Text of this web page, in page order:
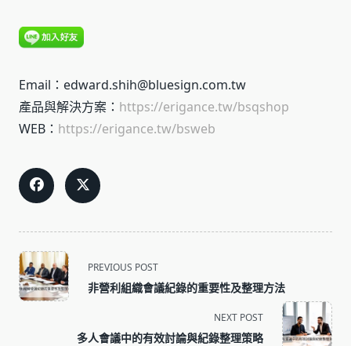
Email：edward.shih@bluesign.com.tw
產品與解決方案： https://erigance.tw/bsqshop
WEB： https://erigance.tw/bsweb
<span
class="nav-
subtitle
PREVIOUS POST
非營利組織會議紀錄的重要性及整理方法
NEXT POST
多人會議中的有效討論與紀錄整理策略